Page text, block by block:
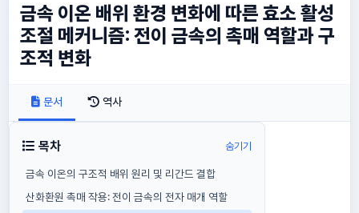
금속 이온 배위 환경 변화에 따른 효소 활성
조절 메커니즘: 전이 금속의 촉매 역할과 구
조적 변화
문서 역사
목차 숨기기
금속 이온의 구조적 배위 원리 및 리간드 결합
산화환원 촉매 작용: 전이 금속의 전자 매개 역할